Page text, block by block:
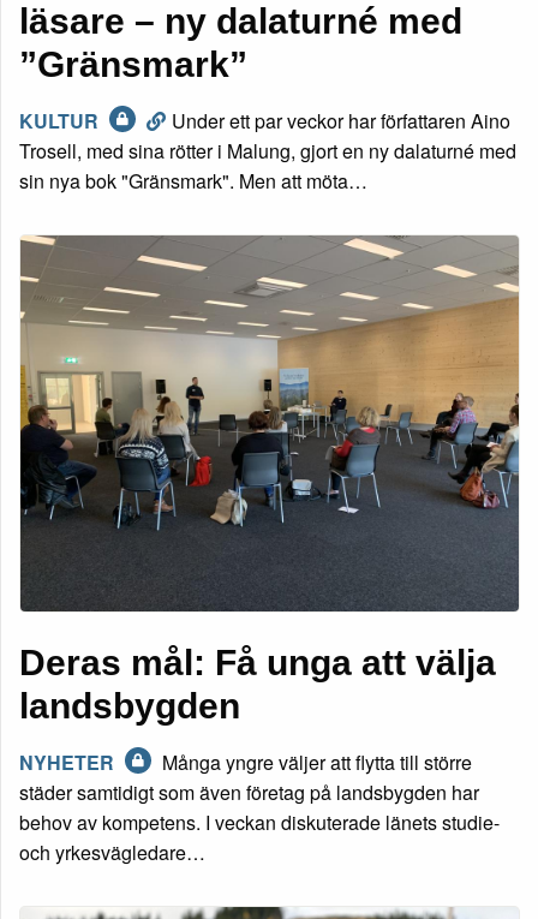
läsare – ny dalaturné med
”Gränsmark”
KULTUR
Under ett par veckor har författaren Aino
Trosell, med sina rötter i Malung, gjort en ny dalaturné med
sin nya bok "Gränsmark". Men att möta…
Deras mål: Få unga att välja
landsbygden
NYHETER
Många yngre väljer att flytta till större
städer samtidigt som även företag på landsbygden har
behov av kompetens. I veckan diskuterade länets studie-
och yrkesvägledare…